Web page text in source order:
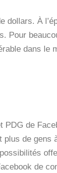
À
dans le
de
de
de